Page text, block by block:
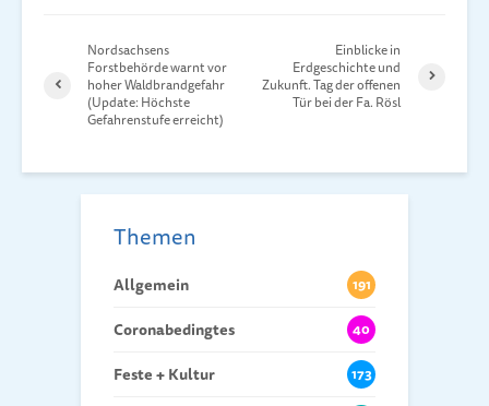
Nordsachsens
Forstbehörde warnt vor
hoher Waldbrandgefahr
(Update: Höchste
Gefahrenstufe erreicht)
Einblicke in
Erdgeschichte und
Zukunft. Tag der offenen
Tür bei der Fa. Rösl
Themen
Allgemein 191
Coronabedingtes 40
Feste + Kultur 173